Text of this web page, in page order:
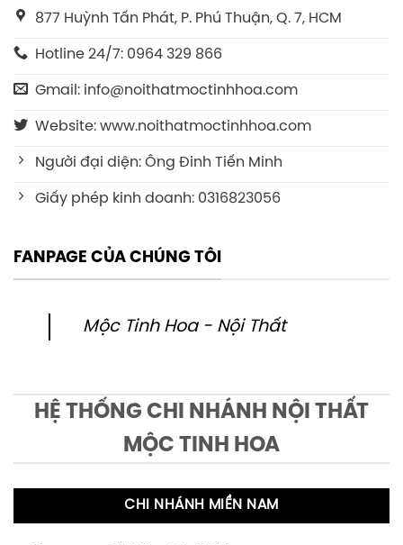
877 Huỳnh Tấn Phát, P. Phú Thuận, Q. 7, HCM
Hotline 24/7: 0964 329 866
Gmail: info@noithatmoctinhhoa.com
Website: www.noithatmoctinhhoa.com
Người đại diện: Ông Đinh Tiến Minh
Giấy phép kinh doanh: 0316823056
FANPAGE CỦA CHÚNG TÔI
Mộc Tinh Hoa - Nội Thất
HỆ THỐNG CHI NHÁNH NỘI THẤT
MỘC TINH HOA
CHI NHÁNH MIỀN NAM